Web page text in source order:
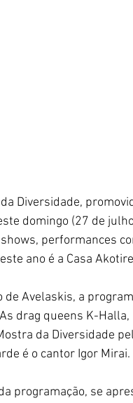
Diversidade,
domingo (27 de
performances
ano é a Casa
de Avelaskis, a
drag queens K-
da Diversidade
é o cantor Igor Mirai.
programação, se